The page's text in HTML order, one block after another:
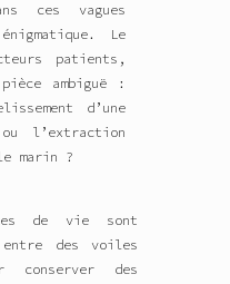
ces vagues
Le
patients,
ambiguë :
d’une
l’extraction
marin ?
de vie sont
entre des voiles
conserver des